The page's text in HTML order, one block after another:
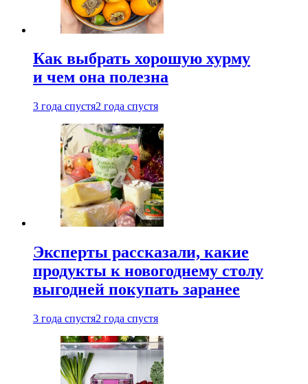
Как выбрать хорошую хурму
и чем она полезна
3 года спустя2 года спустя
Эксперты рассказали, какие
продукты к новогоднему столу
выгодней покупать заранее
3 года спустя2 года спустя